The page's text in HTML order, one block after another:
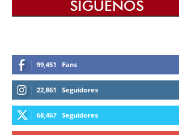
99,451 Fans
22,861 Seguidores
68,467 Seguidores